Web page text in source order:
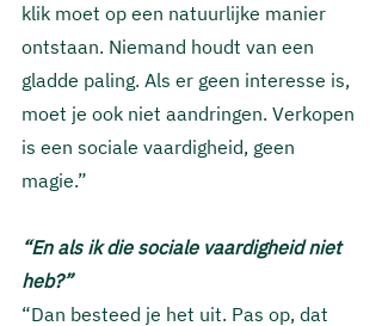
klik moet op een natuurlijke manier
ontstaan. Niemand houdt van een
gladde paling. Als er geen interesse is,
moet je ook niet aandringen. Verkopen
is een sociale vaardigheid, geen
magie.”
“En als ik die sociale vaardigheid niet
heb?”
“Dan besteed je het uit. Pas op, dat